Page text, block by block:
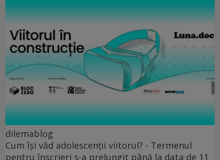
dilemablog
Cum își văd adolescenții viitorul? - Termenul
pentru înscrieri s-a prelungit până la data de 11